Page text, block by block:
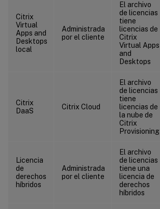
Citrix
Virtual
Apps and
Desktops
local
Administrada
por el cliente
El archivo
de licencias
tiene
licencias de
Citrix
Virtual Apps
and
Desktops
Citrix
DaaS
Citrix Cloud
El archivo
de licencias
tiene
licencias de
la nube de
Citrix
Provisioning
Licencia
de
derechos
híbridos
Administrada
por el cliente
El archivo
de licencias
tiene una
licencia de
derechos
híbridos